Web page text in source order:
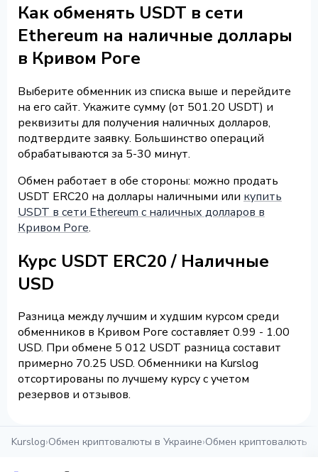
Как обменять USDT в сети
Ethereum на наличные доллары
в Кривом Роге
Выберите обменник из списка выше и перейдите
на его сайт. Укажите сумму (от 501.20 USDT) и
реквизиты для получения наличных долларов,
подтвердите заявку. Большинство операций
обрабатываются за 5-30 минут.
Обмен работает в обе стороны: можно продать
USDT ERC20 на доллары наличными или купить
USDT в сети Ethereum с наличных долларов в
Кривом Роге.
Курс USDT ERC20 / Наличные
USD
Разница между лучшим и худшим курсом среди
обменников в Кривом Роге составляет 0.99 - 1.00
USD. При обмене 5 012 USDT разница составит
примерно 70.25 USD. Обменники на Kurslog
отсортированы по лучшему курсу с учетом
резервов и отзывов.
Kurslog›Обмен криптовалюты в Украине›Обмен криптовалюты